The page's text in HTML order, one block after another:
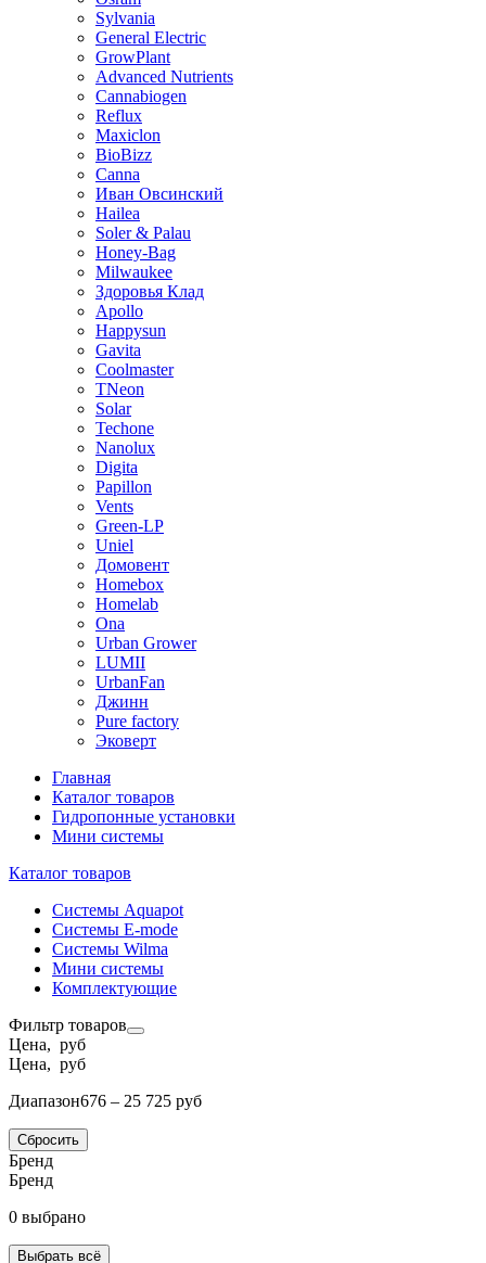
Sylvania
General Electric
GrowPlant
Advanced Nutrients
Cannabiogen
Reflux
Maxiclon
BioBizz
Canna
Иван Овсинский
Hailea
Soler & Palau
Honey-Bag
Milwaukee
Здоровья Клад
Apollo
Happysun
Gavita
Coolmaster
TNeon
Solar
Techone
Nanolux
Digita
Papillon
Vents
Green-LP
Uniel
Домовент
Homebox
Homelab
Ona
Urban Grower
LUMII
UrbanFan
Джинн
Pure factory
Эковерт
Главная
Каталог товаров
Гидропонные установки
Мини системы
Каталог товаров
Системы Aquapot
Системы E-mode
Системы Wilma
Мини системы
Комплектующие
Фильтр товаров
Цена, руб
Цена, руб
Диапазон676 – 25 725 руб
Сбросить
Бренд
Бренд
0 выбрано
Выбрать всё